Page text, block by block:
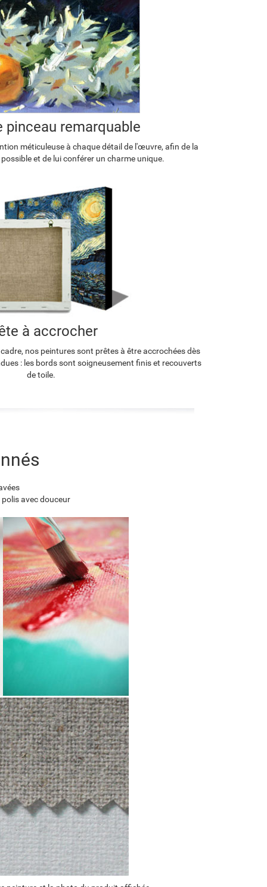
pinceau remarquable
méticuleuse à chaque détail de l'œuvre, afin de la
et de lui conférer un charme unique.
à accrocher
nos peintures sont prêtes à être accrochées dès
: les bords sont soigneusement finis et recouverts
de toile.
avec douceur